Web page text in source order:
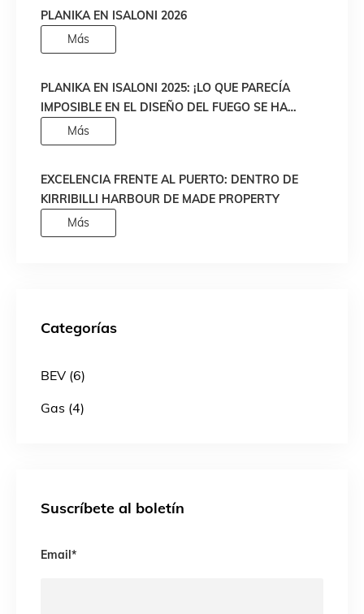
PLANIKA EN ISALONI 2026
Más
PLANIKA EN ISALONI 2025: ¡LO QUE PARECÍA
IMPOSIBLE EN EL DISEÑO DEL FUEGO SE HA
HECHO REALIDAD!
Más
EXCELENCIA FRENTE AL PUERTO: DENTRO DE
KIRRIBILLI HARBOUR DE MADE PROPERTY
Más
Categorías
BEV (6)
Gas (4)
Suscríbete al boletín
Email*